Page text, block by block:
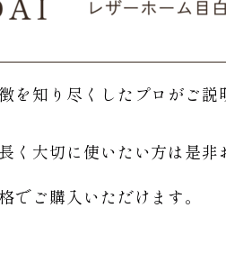
を知り尽くしたプロがご
大切に使いたい方は是非
でご購入いただけます。